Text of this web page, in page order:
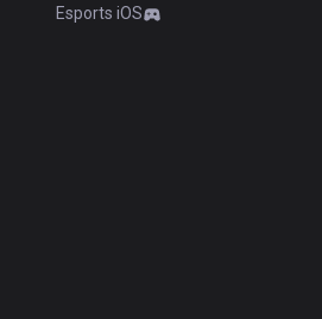
Esports iOS